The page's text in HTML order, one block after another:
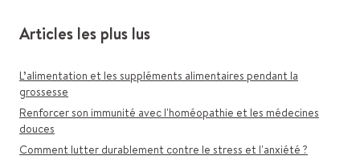
Articles les plus lus
L’alimentation et les suppléments alimentaires pendant la
grossesse
Renforcer son immunité avec l'homéopathie et les médecines
douces
Comment lutter durablement contre le stress et l'anxiété ?